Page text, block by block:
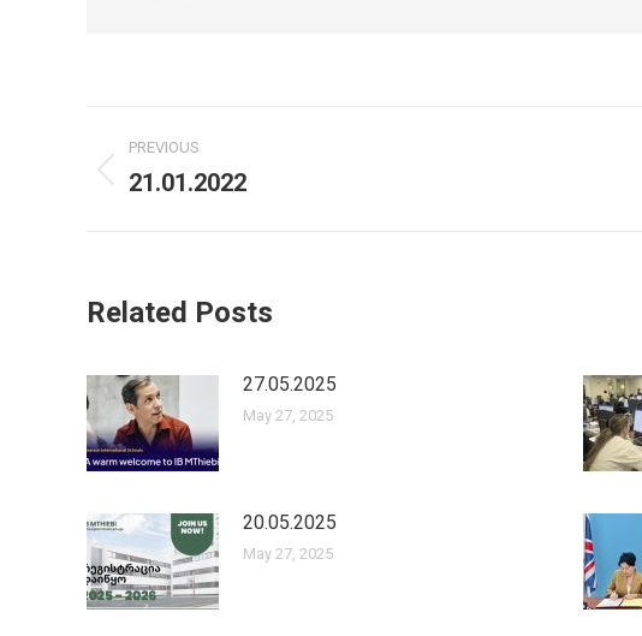
Post
navigation
PREVIOUS
Previous
21.01.2022
Related Posts
27.05.2025
May 27, 2025
20.05.2025
May 27, 2025